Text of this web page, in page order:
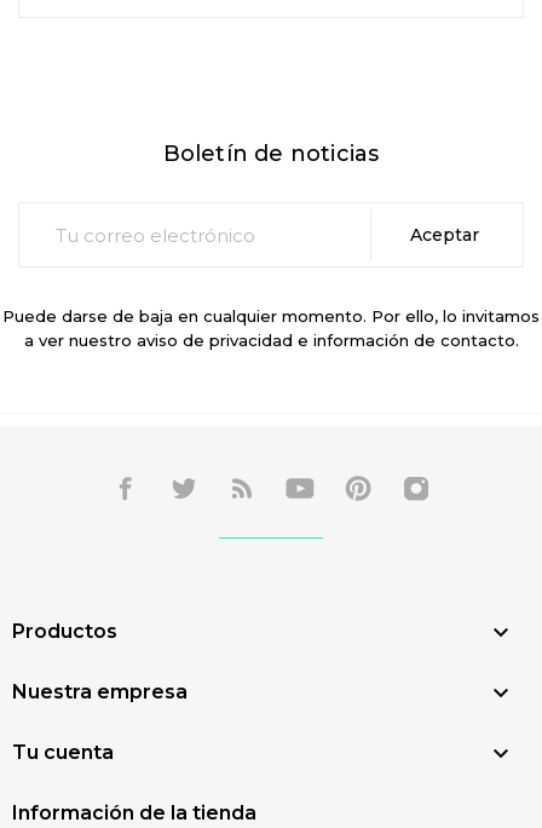
Boletín de noticias
Puede darse de baja en cualquier momento. Por ello, lo invitamos
a ver nuestro aviso de privacidad e información de contacto.
Productos 
Nuestra empresa 
Tu cuenta 
Información de la tienda